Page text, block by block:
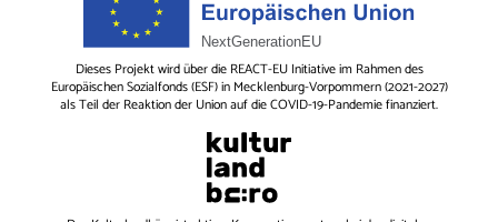
Dieses Projekt wird über die REACT-EU Initiative im Rahmen des
Europäischen Sozialfonds (ESF) in Mecklenburg-Vorpommern (2021-2027)
als Teil der Reaktion der Union auf die COVID-19-Pandemie finanziert.